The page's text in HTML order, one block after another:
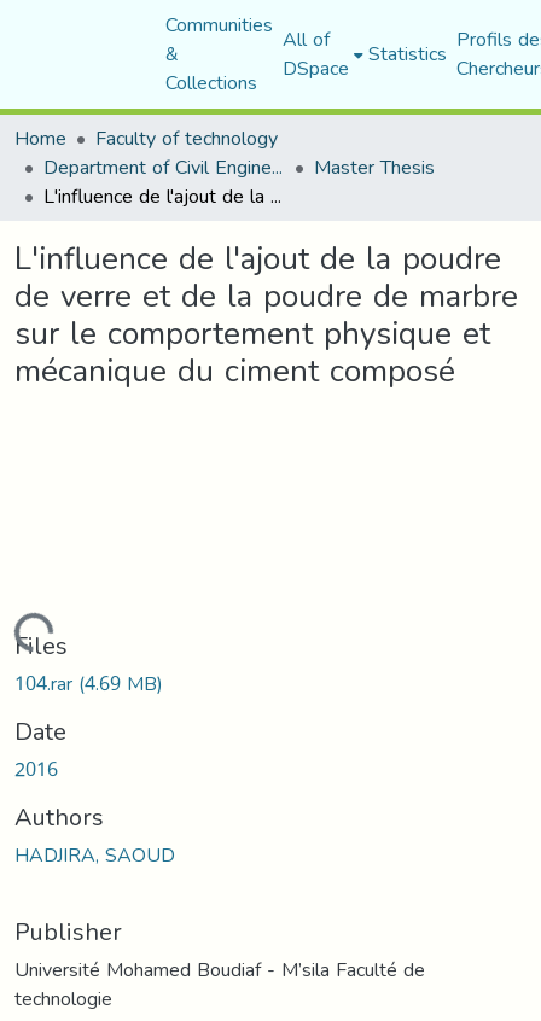
Communities
&
Collections
All of
DSpace Statistics Profils
Home
Faculty of technology
Department of Civil Engineering Master Thesis
L'influence de l'ajout de la poudre de verre et de la poudre de marbre sur le comportement physique et mécanique du ciment composé
L'influence de l'ajout de la poudre
de verre et de la poudre de marbre
sur le comportement physique et
mécanique du ciment composé
Loading...
Files
104.rar(4.69 MB)
Date
2016
Authors
HADJIRA, SAOUD
Publisher
Université Mohamed Boudiaf - M’sila Faculté de
technologie